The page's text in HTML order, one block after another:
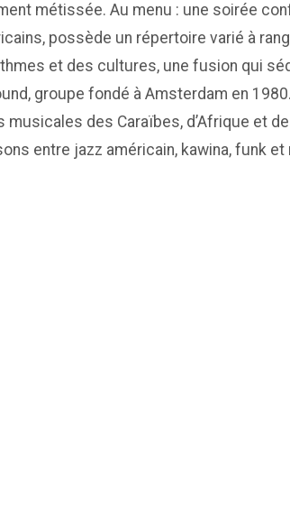
métissée. Au menu : une soirée
possède un répertoire varié à
et des cultures, une fusion qui
groupe fondé à Amsterdam en
des Caraïbes, d’Afrique et
entre jazz américain, kawina, funk